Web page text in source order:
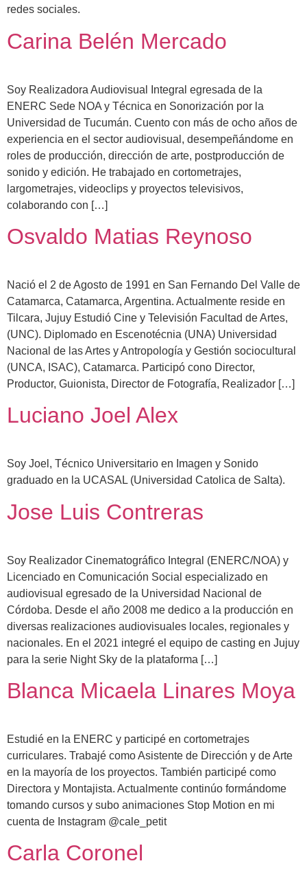
redes sociales.
Carina Belén Mercado
Soy Realizadora Audiovisual Integral egresada de la
ENERC Sede NOA y Técnica en Sonorización por la
Universidad de Tucumán. Cuento con más de ocho años de
experiencia en el sector audiovisual, desempeñándome en
roles de producción, dirección de arte, postproducción de
sonido y edición. He trabajado en cortometrajes,
largometrajes, videoclips y proyectos televisivos,
colaborando con […]
Osvaldo Matias Reynoso
Nació el 2 de Agosto de 1991 en San Fernando Del Valle de
Catamarca, Catamarca, Argentina. Actualmente reside en
Tilcara, Jujuy Estudió Cine y Televisión Facultad de Artes,
(UNC). Diplomado en Escenotécnia (UNA) Universidad
Nacional de las Artes y Antropología y Gestión sociocultural
(UNCA, ISAC), Catamarca. Participó cono Director,
Productor, Guionista, Director de Fotografía, Realizador […]
Luciano Joel Alex
Soy Joel, Técnico Universitario en Imagen y Sonido
graduado en la UCASAL (Universidad Catolica de Salta).
Jose Luis Contreras
Soy Realizador Cinematográfico Integral (ENERC/NOA) y
Licenciado en Comunicación Social especializado en
audiovisual egresado de la Universidad Nacional de
Córdoba. Desde el año 2008 me dedico a la producción en
diversas realizaciones audiovisuales locales, regionales y
nacionales. En el 2021 integré el equipo de casting en Jujuy
para la serie Night Sky de la plataforma […]
Blanca Micaela Linares Moya
Estudié en la ENERC y participé en cortometrajes
curriculares. Trabajé como Asistente de Dirección y de Arte
en la mayoría de los proyectos. También participé como
Directora y Montajista. Actualmente continúo formándome
tomando cursos y subo animaciones Stop Motion en mi
cuenta de Instagram @cale_petit
Carla Coronel